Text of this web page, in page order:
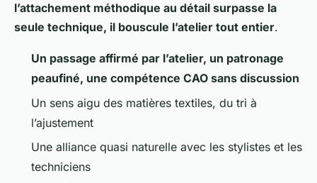
l’attachement méthodique au détail surpasse la
seule technique, il bouscule l’atelier tout entier.
Un passage affirmé par l’atelier, un patronage
peaufiné, une compétence CAO sans discussion
Un sens aigu des matières textiles, du tri à
l’ajustement
Une alliance quasi naturelle avec les stylistes et les
techniciens